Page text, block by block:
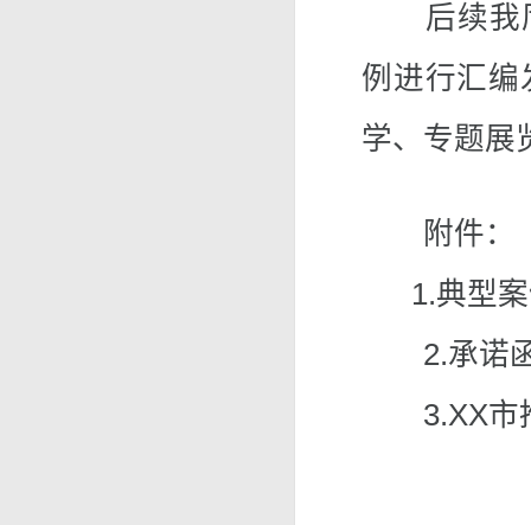
后续我厅
例进行汇编
学、专题展
附件：
1.典型
2.承诺
3.XX市